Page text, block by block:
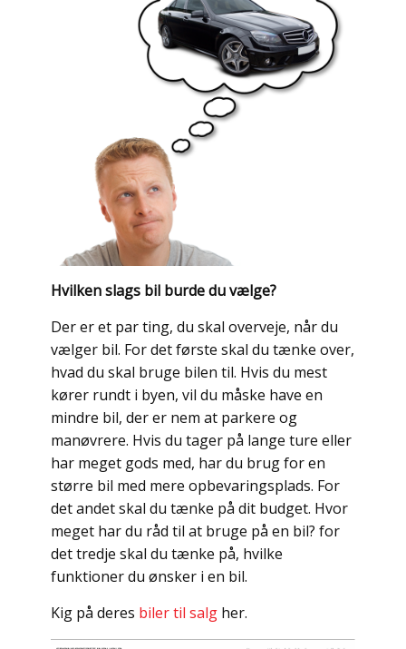
Hvilken slags bil burde du vælge?
Der er et par ting, du skal overveje, når du
vælger bil. For det første skal du tænke over,
hvad du skal bruge bilen til. Hvis du mest
kører rundt i byen, vil du måske have en
mindre bil, der er nem at parkere og
manøvrere. Hvis du tager på lange ture eller
har meget gods med, har du brug for en
større bil med mere opbevaringsplads. For
det andet skal du tænke på dit budget. Hvor
meget har du råd til at bruge på en bil? for
det tredje skal du tænke på, hvilke
funktioner du ønsker i en bil.
Kig på deres biler til salg her.